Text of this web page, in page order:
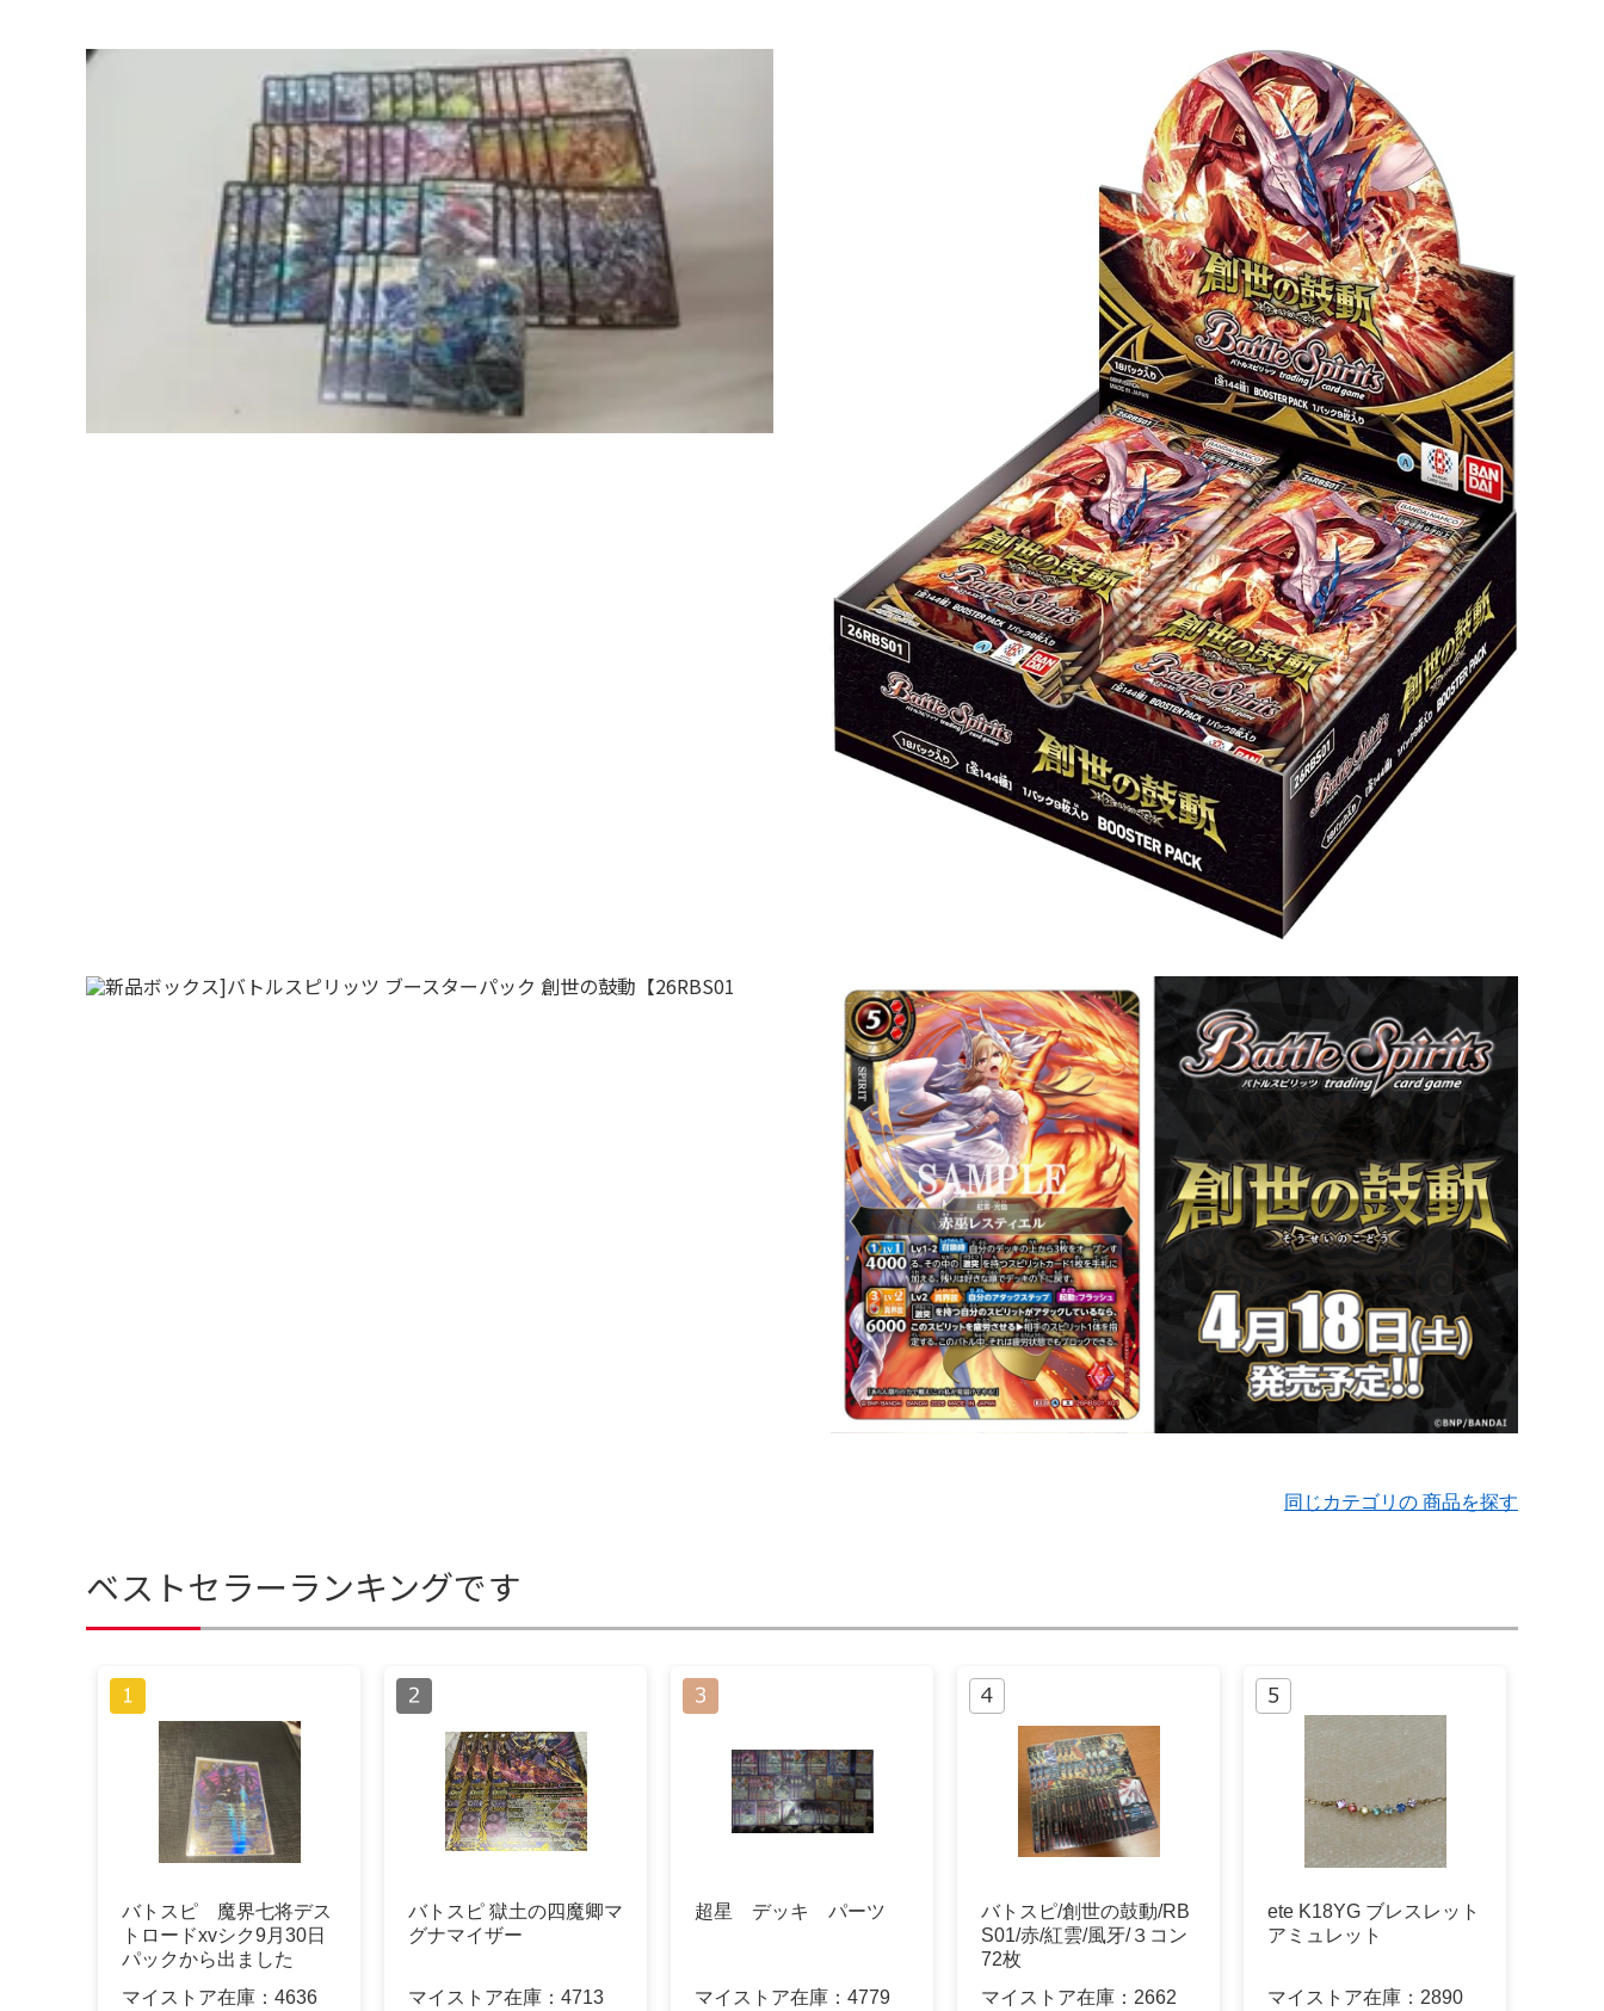
同じカテゴリの 商品を探す
ベストセラーランキングです
バトスピ 魔界七将デス
トロードxvシク9月30日
パックから出ました
マイストア在庫： 4636
バトスピ 獄土の四魔卿マ
グナマイザー
マイストア在庫： 4713
超星 デッキ パーツ
マイストア在庫： 4779
バトスピ/創世の鼓動/RB
S01/赤/紅雲/風牙/３コン
72枚
マイストア在庫： 2662
ete K18YG ブレスレット
アミュレット
マイストア在庫： 2890